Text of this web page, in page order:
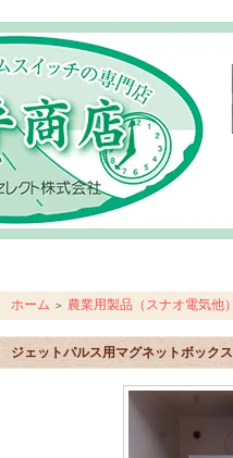
ホーム ＞ 農業用製品（スナオ電気他）
ジェットパルス用マグネットボックス